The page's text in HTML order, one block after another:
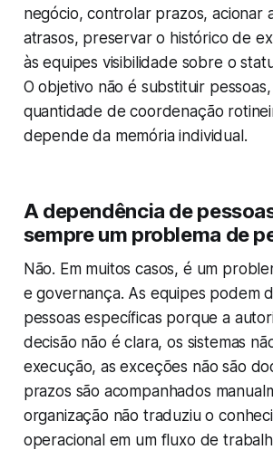
negócio, controlar prazos, acionar
atrasos, preservar o histórico de
às equipes visibilidade sobre o
O objetivo não é substituir
quantidade de coordenação
depende da memória individual.
A dependência de
sempre um problema de
Não. Em muitos casos, é um
e governança. As equipes podem
pessoas específicas porque a
decisão não é clara, os sistemas
execução, as exceções não são
prazos são acompanhados
organização não traduziu o
operacional em um fluxo de